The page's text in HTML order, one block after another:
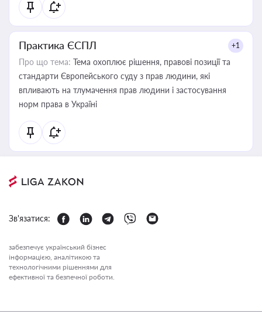
Практика ЄСПЛ +1
Про що тема: Тема охоплює рішення, правові позиції та
стандарти Європейського суду з прав людини, які
впливають на тлумачення прав людини і застосування
норм права в Україні
Зв'язатися:
забезпечує український бізнес
інформацією, аналітикою та
технологічними рішеннями для
ефективної та безпечної роботи.